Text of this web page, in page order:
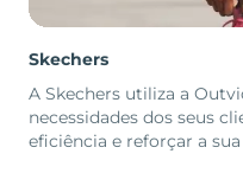
Skechers
A Skechers utiliza a
necessidades dos seus
eficiência e reforçar a